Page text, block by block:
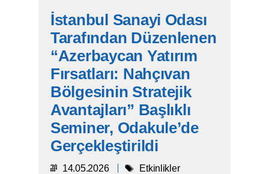
İstanbul Sanayi Odası
Tarafından Düzenlenen
“Azerbaycan Yatırım
Fırsatları: Nahçıvan
Bölgesinin Stratejik
Avantajları” Başlıklı
Seminer, Odakule’de
Gerçekleştirildi
14.05.2026 Etkinlikler